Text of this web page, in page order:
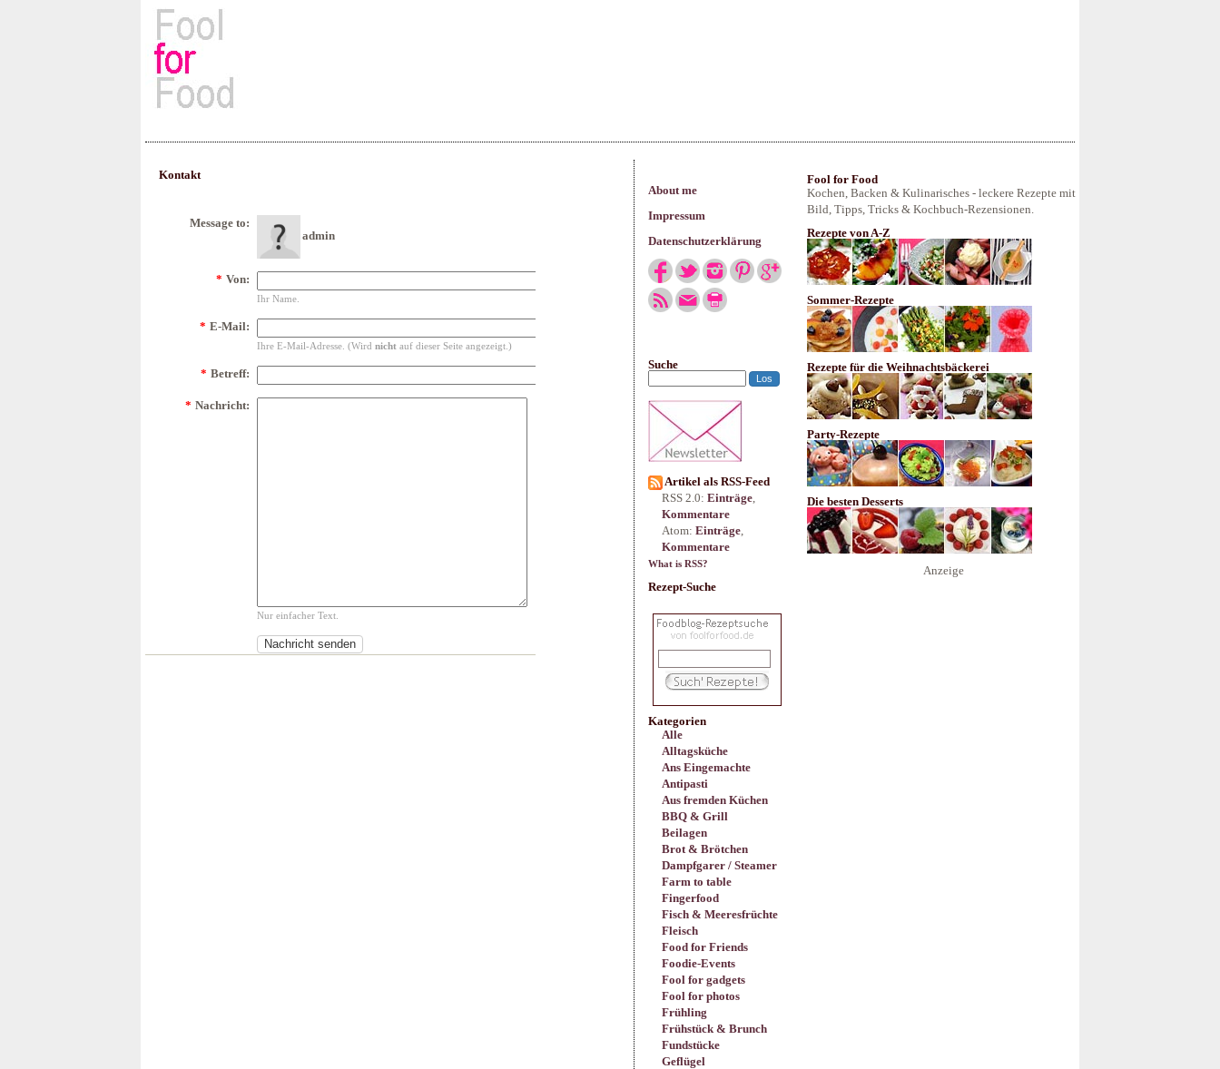
About me
Impressum
Datenschutzerklärung
Suche
Artikel als RSS-Feed
RSS 2.0: Einträge,
Kommentare
Atom: Einträge,
Kommentare
What is RSS?
Rezept-Suche
Kategorien
Alle
Alltagsküche
Ans Eingemachte
Antipasti
Aus fremden Küchen
BBQ & Grill
Beilagen
Brot & Brötchen
Dampfgarer / Steamer
Farm to table
Fingerfood
Fisch & Meeresfrüchte
Fleisch
Food for Friends
Foodie-Events
Fool for gadgets
Fool for photos
Frühling
Frühstück & Brunch
Fundstücke
Geflügel
Kontakt
Message to:
admin
* Von:
Ihr Name.
* E-Mail:
Ihre E-Mail-Adresse. (Wird nicht auf dieser Seite angezeigt.)
* Betreff:
* Nachricht:
Nur einfacher Text.
Fool for Food
Kochen, Backen & Kulinarisches - leckere Rezepte mit
Bild, Tipps, Tricks & Kochbuch-Rezensionen.
Rezepte von A-Z
Sommer-Rezepte
Rezepte für die Weihnachtsbäckerei
Party-Rezepte
Die besten Desserts
Anzeige